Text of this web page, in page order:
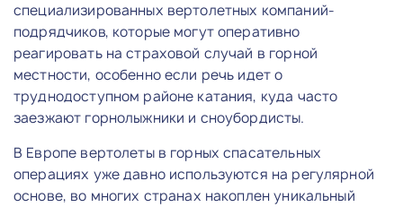
специализированных вертолетных компаний-
подрядчиков, которые могут оперативно
реагировать на страховой случай в горной
местности, особенно если речь идет о
труднодоступном районе катания, куда часто
заезжают горнолыжники и сноубордисты.
В Европе вертолеты в горных спасательных
операциях уже давно используются на регулярной
основе, во многих странах накоплен уникальный